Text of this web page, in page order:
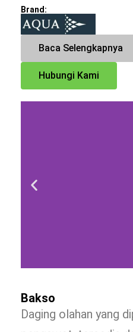
Brand:
Baca Selengkapnya
Hubungi Kami
Bakso
Daging olahan yang